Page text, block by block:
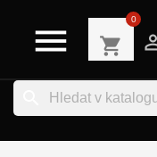
 shopping_cart
0